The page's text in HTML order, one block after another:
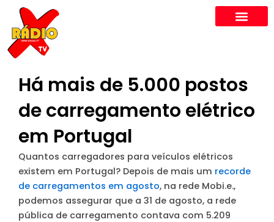
content
Há mais de 5.000 postos
de carregamento elétrico
em Portugal
Quantos carregadores para veículos elétricos
existem em Portugal? Depois de mais um recorde
de carregamentos em agosto, na rede Mobi.e.,
podemos assegurar que a 31 de agosto, a rede
pública de carregamento contava com 5.209